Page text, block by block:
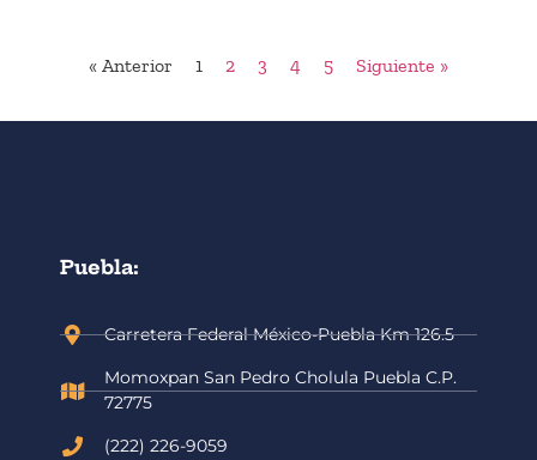
« Anterior 1 2 3 4 5 Siguiente »
Puebla:
Carretera Federal México-Puebla Km 126.5
Momoxpan San Pedro Cholula Puebla C.P.
72775
(222) 226-9059